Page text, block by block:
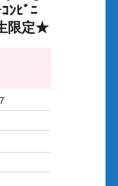
ﾝﾋﾞﾆ
限定★